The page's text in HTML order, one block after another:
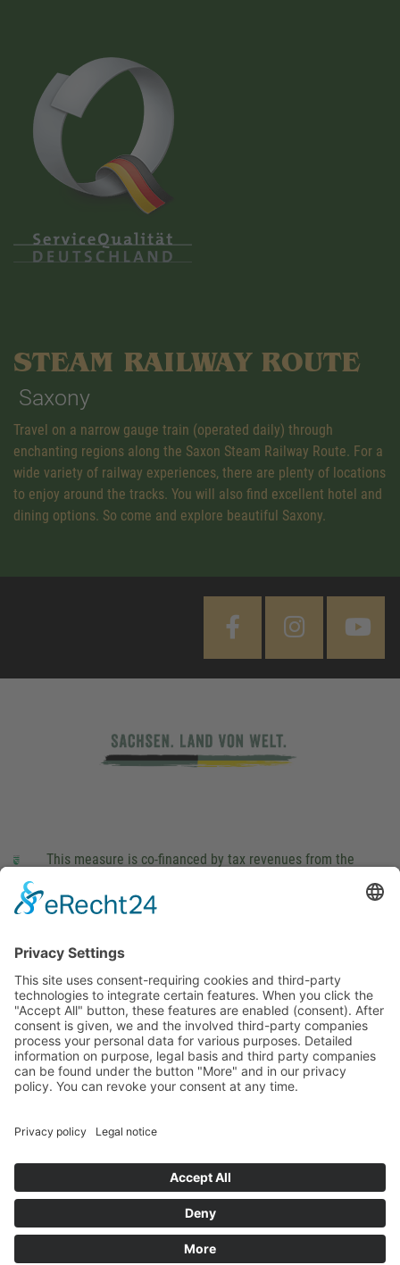
STEAM RAILWAY ROUTE
Saxony
Travel on a narrow gauge train (operated daily) through
enchanting regions along the Saxon Steam Railway Route. For a
wide variety of railway experiences, there are plenty of locations
to enjoy around the tracks. You will also find excellent hotel and
dining options. So come and explore beautiful Saxony.
This measure is co-financed by tax revenues from the
Landtag (parliament).
This site uses consent-requiring cookies and third-party
technologies to integrate certain features. When you click the
"Accept All" button, these features are enabled (consent).
After consent is given, we and the involved third-party
companies process your personal data for various purposes.
companies can be found under the button "More" and in our
DENY ACCEPT MORE